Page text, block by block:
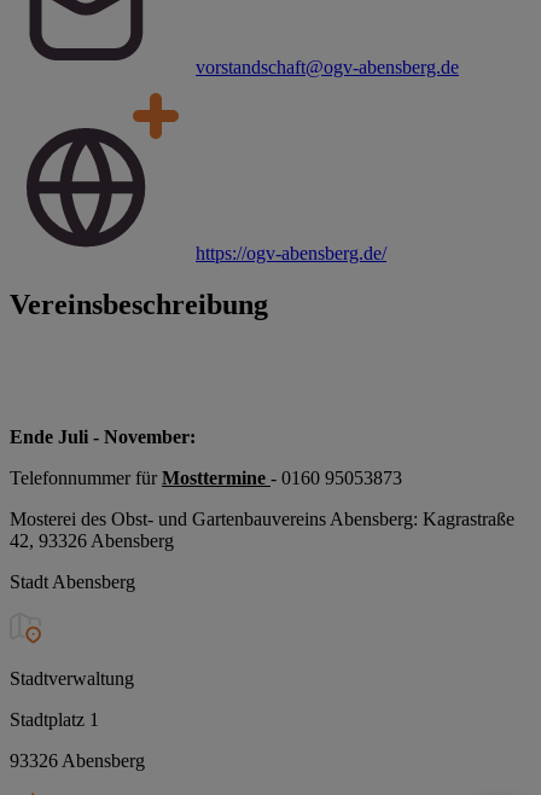
vorstandschaft@ogv-abensberg.de
https://ogv-abensberg.de/
Vereinsbeschreibung
Ende Juli - November:
Telefonnummer fürMosttermine - 0160 95053873
Mosterei des Obst- und Gartenbauvereins Abensberg: Kagrastraße
42, 93326 Abensberg
Stadt Abensberg
Stadtverwaltung
Stadtplatz 1
93326 Abensberg